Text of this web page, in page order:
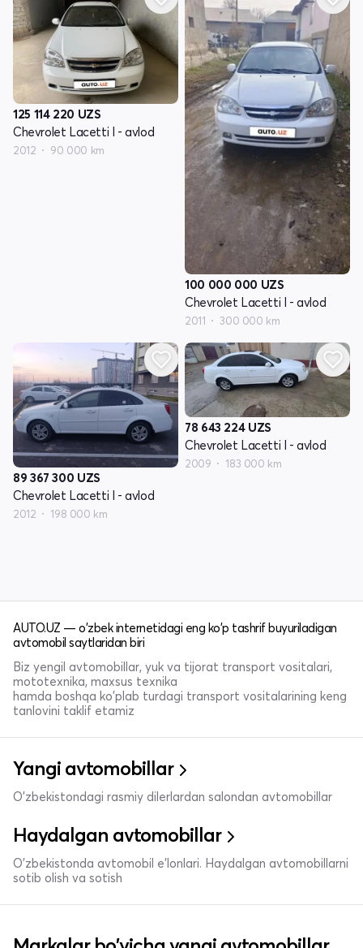
125 114 220 UZS
Chevrolet Lacetti I - avlod
2012 90 000 km
100 000 000 UZS
Chevrolet Lacetti I - avlod
2011 300 000 km
89 367 300 UZS
Chevrolet Lacetti I - avlod
2012 198 000 km
78 643 224 UZS
Chevrolet Lacetti I - avlod
2009 183 000 km
AUTO.UZ — o'zbek internetidagi eng ko'p tashrif buyuriladigan
avtomobil saytlaridan biri
Biz yengil avtomobillar, yuk va tijorat transport vositalari,
mototexnika, maxsus texnika
hamda boshqa ko'plab turdagi transport vositalarining keng
tanlovini taklif etamiz
Yangi avtomobillar
O'zbekistondagi rasmiy dilerlardan salondan avtomobillar
Haydalgan avtomobillar
O'zbekistonda avtomobil e’lonlari. Haydalgan avtomobillarni
sotib olish va sotish